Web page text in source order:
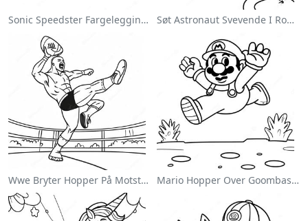
Sonic Speedster Fargeleggingsside Søt Astronaut Svevende I Rommet Fargeleggingsside
Wwe Bryter Hopper På Motstander Fargeleggingsside Mario Hopper Over Goombas Fargeleggingsside